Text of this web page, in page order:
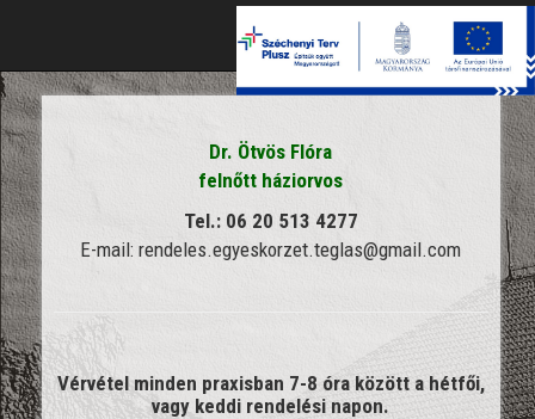
Dr. Ötvös Flóra
felnőtt háziorvos
Tel.: 06 20 513 4277
E-mail: rendeles.egyeskorzet.teglas@gmail.com
Vérvétel minden praxisban 7-8 óra között a hétfői,
vagy keddi rendelési napon.